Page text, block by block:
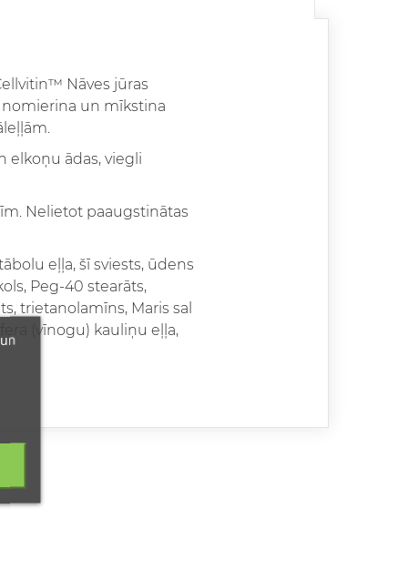
Nāves jūras
un mīkstina
elkoņu ādas, viegli
Nelietot paaugstinātas
eļļa, šī sviests, ūdens
Peg-40 stearāts,
trietanolamīns, Maris sal
(vīnogu) kauliņu eļļa,